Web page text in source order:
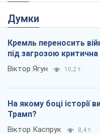
Думки
Кремль переносить
під загрозою критична
Віктор Ягун 10,2 т.
На якому боці історії
Трамп?
Віктор Каспрук 8,4 т.